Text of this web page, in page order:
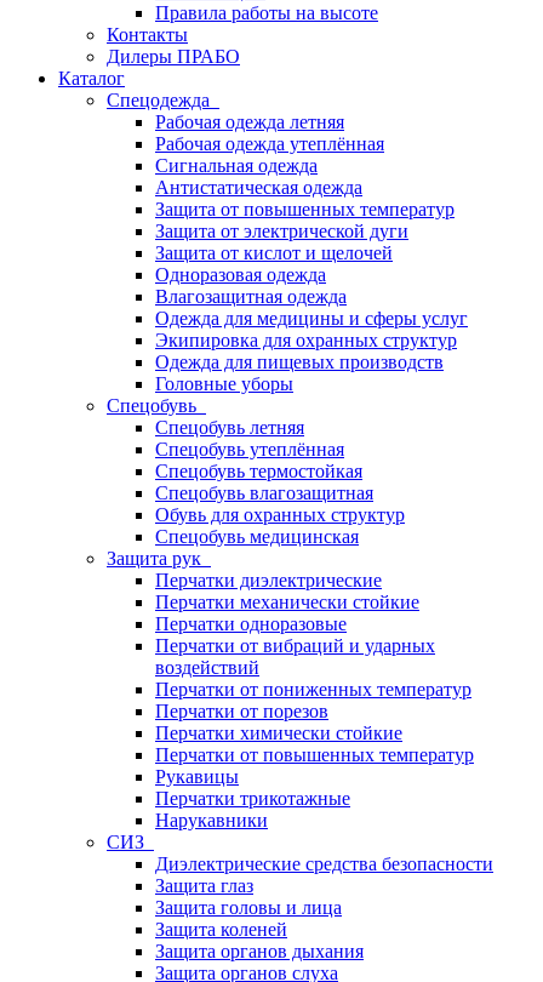
Правила работы на высоте
Контакты
Дилеры ПРАБО
Каталог
Спецодежда
Рабочая одежда летняя
Рабочая одежда утеплённая
Сигнальная одежда
Антистатическая одежда
Защита от повышенных температур
Защита от электрической дуги
Защита от кислот и щелочей
Одноразовая одежда
Влагозащитная одежда
Одежда для медицины и сферы услуг
Экипировка для охранных структур
Одежда для пищевых производств
Головные уборы
Спецобувь
Спецобувь летняя
Спецобувь утеплённая
Спецобувь термостойкая
Спецобувь влагозащитная
Обувь для охранных структур
Спецобувь медицинская
Защита рук
Перчатки диэлектрические
Перчатки механически стойкие
Перчатки одноразовые
Перчатки от вибраций и ударных
воздействий
Перчатки от пониженных температур
Перчатки от порезов
Перчатки химически стойкие
Перчатки от повышенных температур
Рукавицы
Перчатки трикотажные
Нарукавники
СИЗ
Диэлектрические средства безопасности
Защита глаз
Защита головы и лица
Защита коленей
Защита органов дыхания
Защита органов слуха